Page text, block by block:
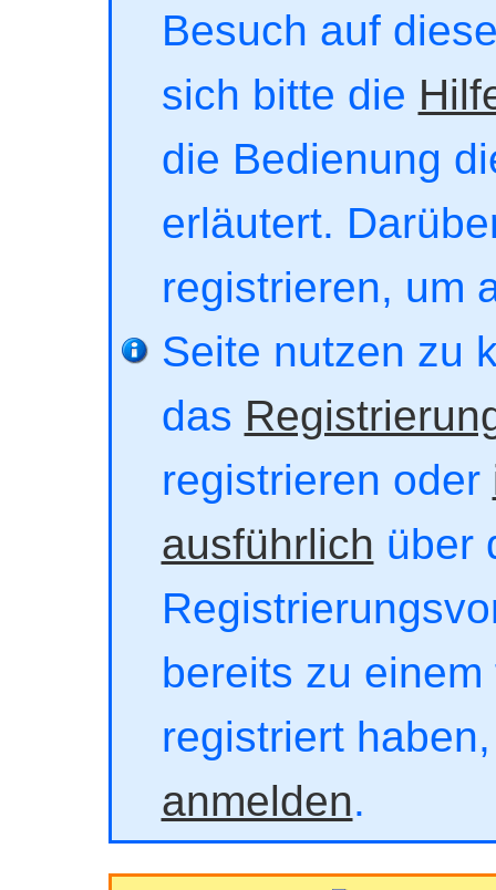
Besuch auf
sich bitte die
die Bedienung
erläutert.
registrieren, um
Seite nutzen zu
das
registrieren oder
ausführlich über
bereits zu
registriert
anmelden.